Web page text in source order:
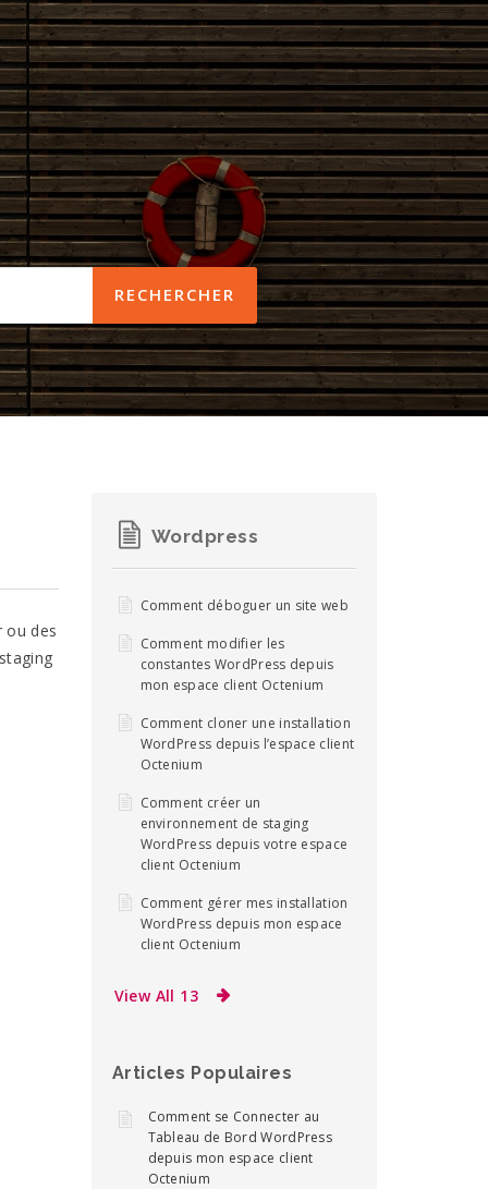
ou des
Wordpress
Comment déboguer un site web
Comment modifier les
constantes WordPress depuis
mon espace client Octenium
Comment cloner une installation
WordPress depuis l’espace client
Octenium
Comment créer un
environnement de staging
WordPress depuis votre espace
client Octenium
Comment gérer mes installation
WordPress depuis mon espace
client Octenium
View All 13
Articles Populaires
Comment se Connecter au
Tableau de Bord WordPress
depuis mon espace client
Octenium